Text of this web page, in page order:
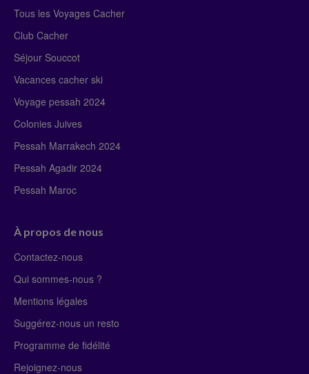
Tous les Voyages Cacher
Club Cacher
Séjour Souccot
Vacances cacher ski
Voyage pessah 2024
Colonies Juives
Pessah Marrakech 2024
Pessah Agadir 2024
Pessah Maroc
À propos de nous
Contactez-nous
Qui sommes-nous ?
Mentions légales
Suggérez-nous un resto
Programme de fidélité
Rejoignez-nous